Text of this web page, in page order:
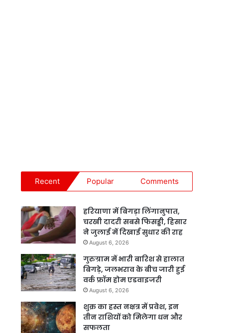
Recent Popular Comments
हरियाणा में बिगड़ा लिंगानुपात,
चरखी दादरी सबसे फिसड्डी, हिसार
ने जुलाई में दिखाई सुधार की राह
August 6, 2026
गुरुग्राम में भारी बारिश से हालात
बिगड़े, जलभराव के बीच जारी हुई
वर्क फ्रॉम होम एडवाइजरी
August 6, 2026
शुक्र का हस्त नक्षत्र में प्रवेश, इन
तीन राशियों को मिलेगा धन और
सफलता